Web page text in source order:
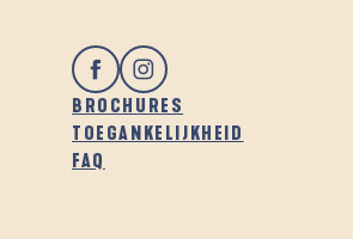
BROCHURES
TOEGANKELIJKHEID
FAQ